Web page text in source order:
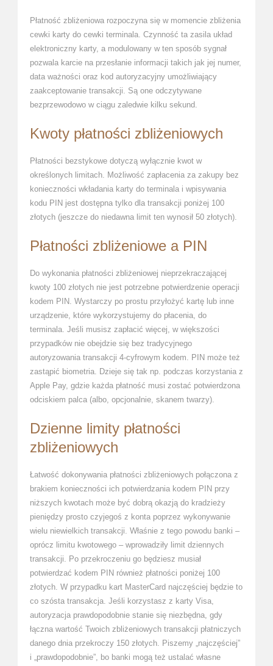
Płatność zbliżeniowa rozpoczyna się w momencie zbliżenia
cewki karty do cewki terminala. Czynność ta zasila układ
elektroniczny karty, a modulowany w ten sposób sygnał
pozwala karcie na przesłanie informacji takich jak jej numer,
data ważności oraz kod autoryzacyjny umożliwiający
zaakceptowanie transakcji. Są one odczytywane
bezprzewodowo w ciągu zaledwie kilku sekund.
Kwoty płatności zbliżeniowych
Płatności bezstykowe dotyczą wyłącznie kwot w
określonych limitach. Możliwość zapłacenia za zakupy bez
konieczności wkładania karty do terminala i wpisywania
kodu PIN jest dostępna tylko dla transakcji poniżej 100
złotych (jeszcze do niedawna limit ten wynosił 50 złotych).
Płatności zbliżeniowe a PIN
Do wykonania płatności zbliżeniowej nieprzekraczającej
kwoty 100 złotych nie jest potrzebne potwierdzenie operacji
kodem PIN. Wystarczy po prostu przyłożyć kartę lub inne
urządzenie, które wykorzystujemy do płacenia, do
terminala. Jeśli musisz zapłacić więcej, w większości
przypadków nie obejdzie się bez tradycyjnego
autoryzowania transakcji 4-cyfrowym kodem. PIN może też
zastąpić biometria. Dzieje się tak np. podczas korzystania z
Apple Pay, gdzie każda płatność musi zostać potwierdzona
odciskiem palca (albo, opcjonalnie, skanem twarzy).
Dzienne limity płatności
zbliżeniowych
Łatwość dokonywania płatności zbliżeniowych połączona z
brakiem konieczności ich potwierdzania kodem PIN przy
niższych kwotach może być dobrą okazją do kradzieży
pieniędzy prosto czyjegoś z konta poprzez wykonywanie
wielu niewielkich transakcji. Właśnie z tego powodu banki –
oprócz limitu kwotowego – wprowadziły limit dziennych
transakcji. Po przekroczeniu go będziesz musiał
potwierdzać kodem PIN również płatności poniżej 100
złotych. W przypadku kart MasterCard najczęściej będzie to
co szósta transakcja. Jeśli korzystasz z karty Visa,
autoryzacja prawdopodobnie stanie się niezbędna, gdy
łączna wartość Twoich zbliżeniowych transakcji płatniczych
danego dnia przekroczy 150 złotych. Piszemy „najczęściej”
i „prawdopodobnie”, bo banki mogą też ustalać własne